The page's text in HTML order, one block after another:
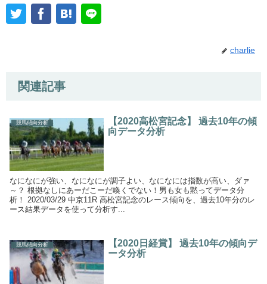
charlie
関連記事
競馬傾向分析
【2020高松宮記念】 過去10年の傾
向データ分析
なになにが強い、なになにが調子よい、なになには指数が高い、ダァ
～？ 根拠なしにあーだこーだ喚くでない！男も女も黙ってデータ分
析！ 2020/03/29 中京11R 高松宮記念のレース傾向を、過去10年分のレ
ース結果データを使って分析す...
競馬傾向分析
【2020日経賞】 過去10年の傾向デ
ータ分析